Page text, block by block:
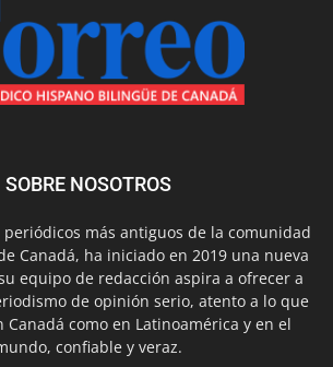
SOBRE NOSOTROS
periódicos más antiguos de la comunidad
Canadá, ha iniciado en 2019 una nueva
equipo de redacción aspira a ofrecer a
de opinión serio, atento a lo que
Canadá como en Latinoamérica y en el
confiable y veraz.